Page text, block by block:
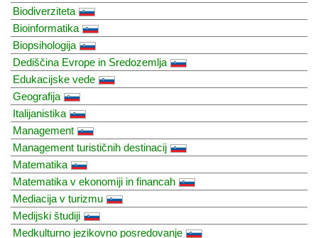
Biodiverziteta
Bioinformatika
Biopsihologija
Dediščina Evrope in Sredozemlja
Edukacijske vede
Geografija
Italijanistika
Management
Management turističnih destinacij
Matematika
Matematika v ekonomiji in financah
Mediacija v turizmu
Medijski študiji
Medkulturno jezikovno posredovanje